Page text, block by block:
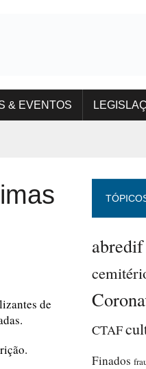
& EVENTOS
de
abredif
CTAF
Finados